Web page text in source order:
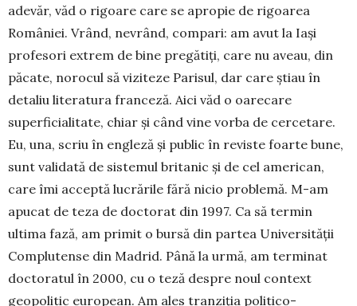
adevăr, văd o rigoare care se apropie de rigoarea
României. Vrând, nevrând, compari: am avut la Iași
profesori extrem de bine pregătiți, care nu aveau, din
păcate, norocul să viziteze Parisul, dar care știau în
detaliu literatura franceză. Aici văd o oarecare
superficialitate, chiar și când vine vorba de cercetare.
Eu, una, scriu în engleză și public în reviste foarte bune,
sunt validată de sistemul britanic și de cel american,
care îmi acceptă lucrările fără nicio problemă. M-am
apucat de teza de doctorat din 1997. Ca să termin
ultima fază, am primit o bursă din partea Universității
Complutense din Madrid. Până la urmă, am terminat
doctoratul în 2000, cu o teză despre noul context
geopolitic european. Am ales tranziția politico-